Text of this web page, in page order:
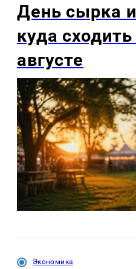
День сырка
куда
августе
Экономика